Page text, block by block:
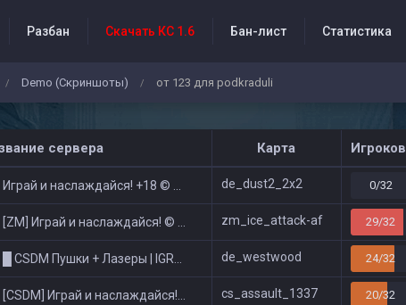
Разбан Скачать КС 1.6 Бан-лист Статистика
События проекта
/ Demo (Скриншоты) / от 123 для podkraduli
сервера Карта Игроков
Играй и наслаждайся! +18 © Public de_dust2_2x2 0/32
[ZM] Играй и наслаждайся! © Zombie Show zm_ice_attack-af 29/32
█ CSDM Пушки + Лазеры | IGRAI18.RU ツ █ de_westwood 24/32
[CSDM] Играй и наслаждайся! © Classic cs_assault_1337 20/32